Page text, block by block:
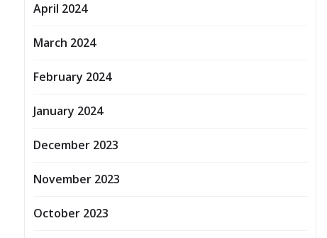
April 2024
March 2024
February 2024
January 2024
December 2023
November 2023
October 2023